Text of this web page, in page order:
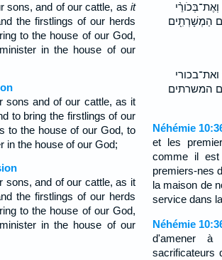
sons, and of our cattle, as it
the firstlings of our herds
to the house of our God,
in the house of our
sons and of our cattle, as it
to bring the firstlings of our
to the house of our God, to
in the house of our God;
sons, and of our cattle, as it
the firstlings of our herds
to the house of our God,
in the house of our
הַמְשָׁרְתִ֖ים
המשרתים
Néhémie
et les
comme il
premiers-nes
la maison de
service dans
Néhémie
d'amener
sacrificateurs